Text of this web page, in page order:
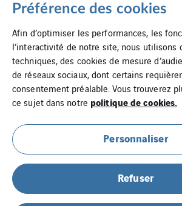
desenvironnementsàfaible
Mentions légales
Cookies
Préférence des cookies
Afin d’optimiser les performances, les
l’interactivité de notre site, nous utilisons
techniques, des cookies de mesure
de réseaux sociaux, dont certains
consentement préalable. Vous trouverez
ce sujet dans notre politique de cookies.
Personnaliser
Refuser